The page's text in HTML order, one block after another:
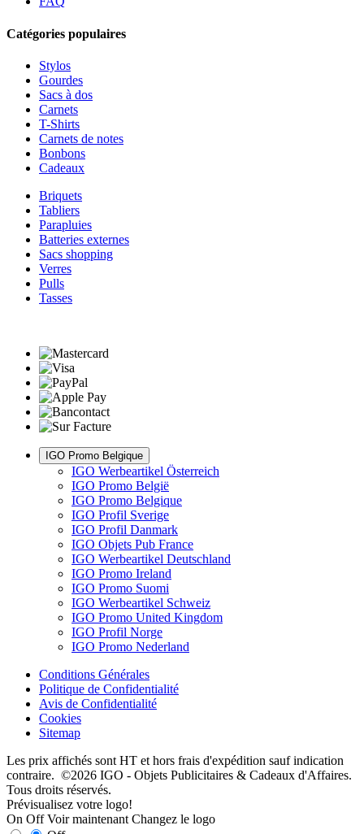
Catégories populaires
Stylos
Gourdes
Sacs à dos
Carnets
T-Shirts
Carnets de notes
Bonbons
Cadeaux
Briquets
Tabliers
Parapluies
Batteries externes
Sacs shopping
Verres
Pulls
Tasses
IGO Promo Belgique
IGO Werbeartikel Österreich
IGO Promo België
IGO Promo Belgique
IGO Profil Sverige
IGO Profil Danmark
IGO Objets Pub France
IGO Werbeartikel Deutschland
IGO Promo Ireland
IGO Promo Suomi
IGO Werbeartikel Schweiz
IGO Promo United Kingdom
IGO Profil Norge
IGO Promo Nederland
Conditions Générales
Politique de Confidentialité
Avis de Confidentialité
Cookies
Sitemap
Les prix affichés sont HT et hors frais d'expédition sauf indication
contraire. ©2026 IGO - Objets Publicitaires & Cadeaux d'Affaires.
Tous droits réservés.
Prévisualisez votre logo!
On Off Voir maintenant Changez le logo